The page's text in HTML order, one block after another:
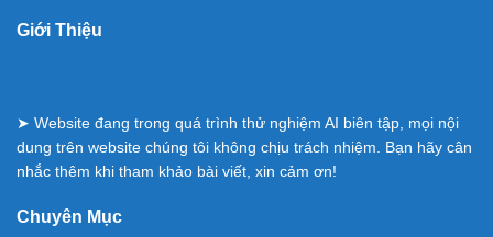
Giới Thiệu
➤ Website đang trong quá trình thử nghiệm AI biên tập, mọi nội
dung trên website chúng tôi không chịu trách nhiệm. Bạn hãy cân
nhắc thêm khi tham khảo bài viết, xin cảm ơn!
Chuyên Mục